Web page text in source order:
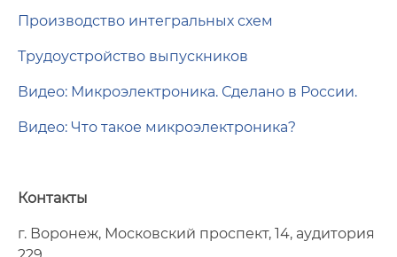
Производство интегральных схем
Трудоустройство выпускников
Видео: Микроэлектроника. Сделано в России.
Видео: Что такое микроэлектроника?
Контакты
г. Воронеж, Московский проспект, 14, аудитория